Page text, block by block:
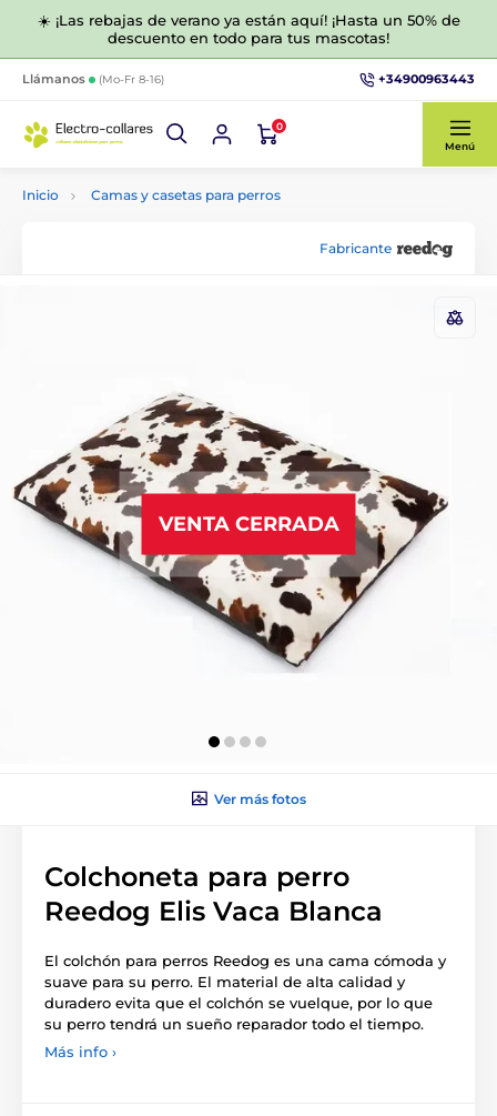
☀️ ¡Las rebajas de verano ya están aquí! ¡Hasta un 50% de
descuento en todo para tus mascotas!
Llámanos (Mo-Fr 8-16) +34900963443
0
Menú
Inicio Camas y casetas para perros
Fabricante
VENTA CERRADA
Ver más fotos
Colchoneta para perro
Reedog Elis Vaca Blanca
El colchón para perros Reedog es una cama cómoda y
suave para su perro. El material de alta calidad y
duradero evita que el colchón se vuelque, por lo que
su perro tendrá un sueño reparador todo el tiempo.
Más info ›